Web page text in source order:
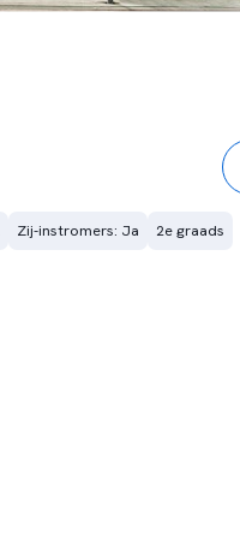
Zij-instromers: Ja
2e graads